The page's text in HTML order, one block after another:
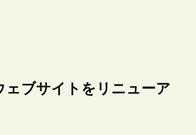
ェブサイトをリニューア